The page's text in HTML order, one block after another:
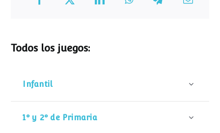
Todos los juegos:
Infantil
1º y 2º de Primaria